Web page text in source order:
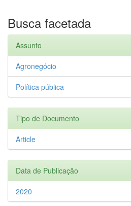
Busca facetada
Assunto
Agronegócio
Política pública
Tipo de Documento
Article
Data de Publicação
2020